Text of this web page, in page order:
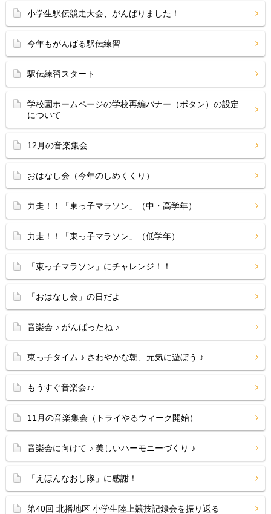
小学生駅伝競走大会、がんばりました！
今年もがんばる駅伝練習
駅伝練習スタート
学校園ホームページの学校再編バナー（ボタン）の設定
について
12月の音楽集会
おはなし会（今年のしめくくり）
力走！！「東っ子マラソン」（中・高学年）
力走！！「東っ子マラソン」（低学年）
「東っ子マラソン」にチャレンジ！！
「おはなし会」の日だよ
音楽会 ♪ がんばったね ♪
東っ子タイム ♪ さわやかな朝、元気に遊ぼう ♪
もうすぐ音楽会♪♪
11月の音楽集会（トライやるウィーク開始）
音楽会に向けて ♪ 美しいハーモニーづくり ♪
「えほんなおし隊」に感謝！
第40回 北播地区 小学生陸上競技記録会を振り返る